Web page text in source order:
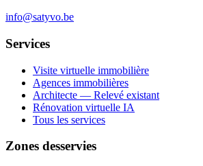
info@satyvo.be
Services
Visite virtuelle immobilière
Agences immobilières
Architecte — Relevé existant
Rénovation virtuelle IA
Tous les services
Zones desservies